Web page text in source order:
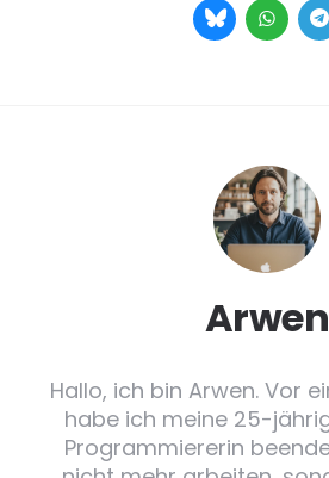
Arwen
Hallo, ich bin Arwen. Vor
habe ich meine 25-
Programmiererin